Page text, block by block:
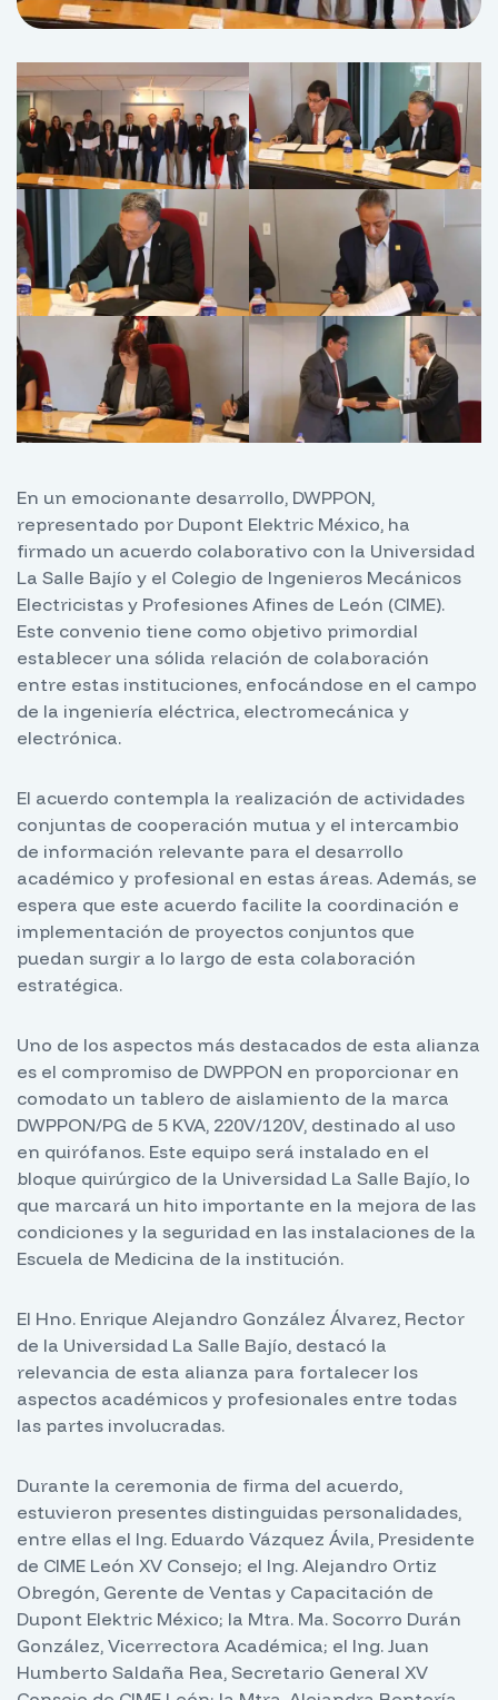
En un emocionante desarrollo, DWPPON,
representado por Dupont Elektric México, ha
firmado un acuerdo colaborativo con la Universidad
La Salle Bajío y el Colegio de Ingenieros Mecánicos
Electricistas y Profesiones Afines de León (CIME).
Este convenio tiene como objetivo primordial
establecer una sólida relación de colaboración
entre estas instituciones, enfocándose en el campo
de la ingeniería eléctrica, electromecánica y
electrónica.
El acuerdo contempla la realización de actividades
conjuntas de cooperación mutua y el intercambio
de información relevante para el desarrollo
académico y profesional en estas áreas. Además, se
espera que este acuerdo facilite la coordinación e
implementación de proyectos conjuntos que
puedan surgir a lo largo de esta colaboración
estratégica.
Uno de los aspectos más destacados de esta alianza
es el compromiso de DWPPON en proporcionar en
comodato un tablero de aislamiento de la marca
DWPPON/PG de 5 KVA, 220V/120V, destinado al uso
en quirófanos. Este equipo será instalado en el
bloque quirúrgico de la Universidad La Salle Bajío, lo
que marcará un hito importante en la mejora de las
condiciones y la seguridad en las instalaciones de la
Escuela de Medicina de la institución.
El Hno. Enrique Alejandro González Álvarez, Rector
de la Universidad La Salle Bajío, destacó la
relevancia de esta alianza para fortalecer los
aspectos académicos y profesionales entre todas
las partes involucradas.
Durante la ceremonia de firma del acuerdo,
estuvieron presentes distinguidas personalidades,
entre ellas el Ing. Eduardo Vázquez Ávila, Presidente
de CIME León XV Consejo; el Ing. Alejandro Ortiz
Obregón, Gerente de Ventas y Capacitación de
Dupont Elektric México; la Mtra. Ma. Socorro Durán
González, Vicerrectora Académica; el Ing. Juan
Humberto Saldaña Rea, Secretario General XV